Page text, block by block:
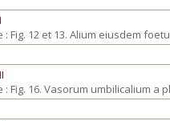
: Fig. 12 et 13. Alium eiusdem
: Fig. 16. Vasorum umbilicalium